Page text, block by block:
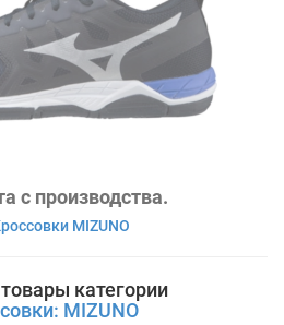
с производства.
MIZUNO
категории
MIZUNO